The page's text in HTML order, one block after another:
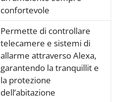
confortevole
Permette di controllare
telecamere e sistemi di
allarme attraverso Alexa,
garantendo la tranquillit e
la protezione
dell’abitazione